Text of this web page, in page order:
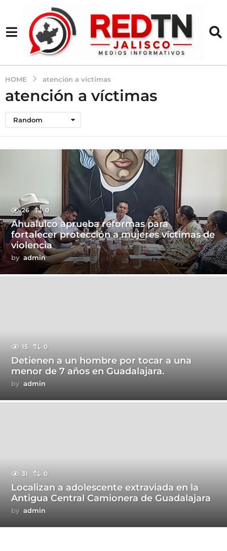
HOME atención a víctimas
atención a víctimas
Random
26 0
Ahualulco aprueba reformas para
fortalecer protección a mujeres víctimas de
violencia
by admin
15 0
Detienen a un hombre por tocar a una
menor de 7 años en Guadalajara.
by admin
31 0
Localizan a adolescente extraviada en la
Antigua Central Camionera de Guadalajara
by admin